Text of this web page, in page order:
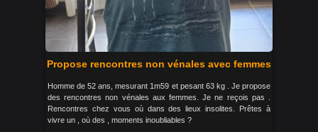
Propose rencontres non vénales avec femmes
Homme de 52 ans, mesurant 1m59 et pesant 63 kg . Je propose
des rencontres non vénales aux femmes. Je ne reçois pas .
Rencontres chez vous où dans des lieux insolites. Prêtes à
vivre un , où des , moments inoubliables ?